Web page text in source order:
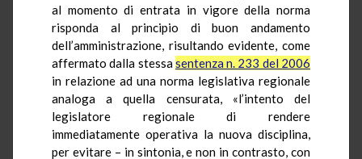
al momento di entrata in vigore della norma
risponda al principio di buon andamento
dell’amministrazione, risultando evidente, come
affermato dalla stessasentenza n. 233 del 2006
in relazione ad una norma legislativa regionale
analoga a quella censurata, «l’intento del
legislatore regionale di rendere
immediatamente operativa la nuova disciplina,
per evitare – in sintonia, e non in contrasto, con